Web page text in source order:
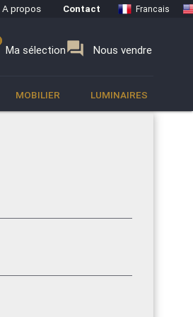
A propos Contact Francais
Ma sélectionforum Nous vendre
MOBILIER LUMINAIRES